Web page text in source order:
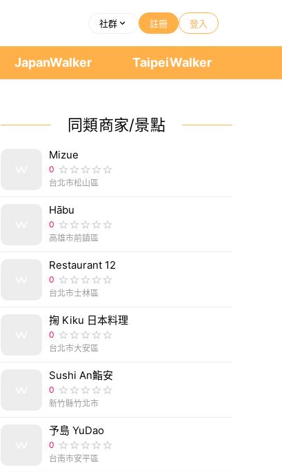
社群 註冊 登入
JapanWalker TaipeiWalker
台北市信義區味屋食研所|日本米其林主廚料理教室
同類商家/景點
Mizue
0
台北市松山區
Hābu
0
高雄市前鎮區
Restaurant 12
0
台北市士林區
掬 Kiku 日本料理
0
台北市大安區
Sushi An鮨安
0
新竹縣竹北市
予島 YuDao
0
台南市安平區